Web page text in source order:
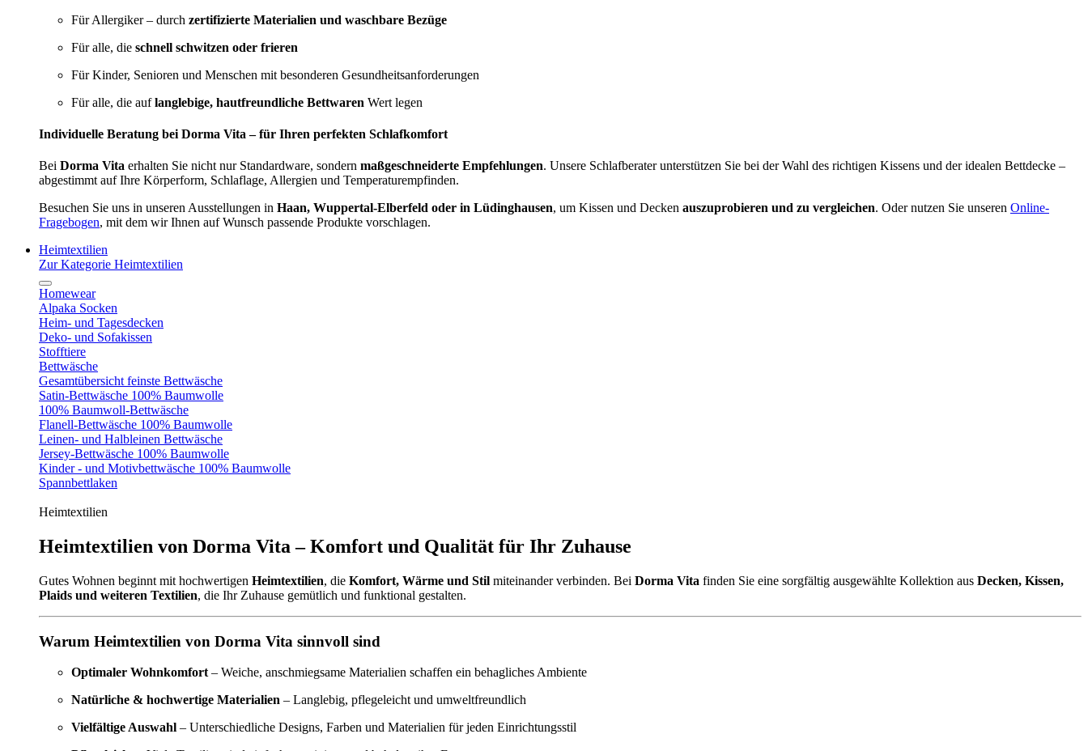
Für Allergiker – durch zertifizierte Materialien und waschbare Bezüge
Für alle, die schnell schwitzen oder frieren
Für Kinder, Senioren und Menschen mit besonderen Gesundheitsanforderungen
Für alle, die auflanglebige, hautfreundliche Bettwaren Wert legen
Individuelle Beratung bei Dorma Vita – für Ihren perfekten Schlafkomfort
Bei Dorma Vita erhalten Sie nicht nur Standardware, sondern maßgeschneiderte Empfehlungen. Unsere Schlafberater unterstützen Sie bei der Wahl des richtigen Kissens und der idealen Bettdecke –
abgestimmt auf Ihre Körperform, Schlaflage, Allergien und Temperaturempfinden.
Besuchen Sie uns in unseren Ausstellungen in Haan, Wuppertal-Elberfeld oder in Lüdinghausen, um Kissen und Decken auszuprobieren und zu vergleichen. Oder nutzen Sie unseren Online-
Fragebogen, mit dem wir Ihnen auf Wunsch passende Produkte vorschlagen.
Heimtextilien
Zur Kategorie Heimtextilien
Homewear
Alpaka Socken
Heim- und Tagesdecken
Deko- und Sofakissen
Stofftiere
Bettwäsche
Gesamtübersicht feinste Bettwäsche
Satin-Bettwäsche 100% Baumwolle
100% Baumwoll-Bettwäsche
Flanell-Bettwäsche 100% Baumwolle
Leinen- und Halbleinen Bettwäsche
Jersey-Bettwäsche 100% Baumwolle
Kinder - und Motivbettwäsche 100% Baumwolle
Spannbettlaken
Heimtextilien
Heimtextilien von Dorma Vita – Komfort und Qualität für Ihr Zuhause
Gutes Wohnen beginnt mit hochwertigen Heimtextilien, die Komfort, Wärme und Stil miteinander verbinden. Bei Dorma Vita finden Sie eine sorgfältig ausgewählte Kollektion aus Decken, Kissen,
Plaids und weiteren Textilien, die Ihr Zuhause gemütlich und funktional gestalten.
Warum Heimtextilien von Dorma Vita sinnvoll sind
Optimaler Wohnkomfort – Weiche, anschmiegsame Materialien schaffen ein behagliches Ambiente
Natürliche & hochwertige Materialien – Langlebig, pflegeleicht und umweltfreundlich
Vielfältige Auswahl – Unterschiedliche Designs, Farben und Materialien für jeden Einrichtungsstil